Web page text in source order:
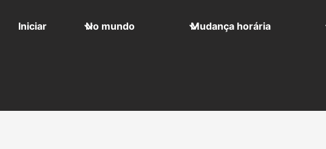
Iniciar No mundo Mudança horária